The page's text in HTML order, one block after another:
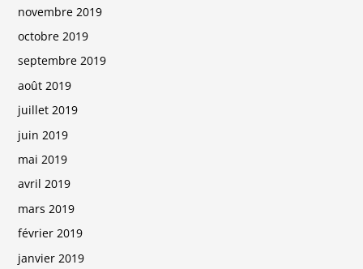
novembre 2019
octobre 2019
septembre 2019
août 2019
juillet 2019
juin 2019
mai 2019
avril 2019
mars 2019
février 2019
janvier 2019